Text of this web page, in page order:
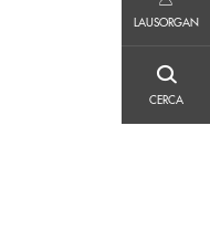
LAUSORGAN
CERCA